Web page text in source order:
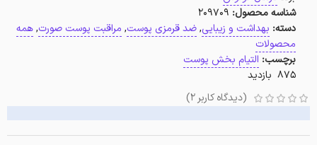
شناسه محصول: 209709
دسته: بهداشت و زیبایی,ضد قرمزی پوست, مراقبت پوست صورت,همه
محصولات
برچسب: التیام بخش پوست
875 بازدید
(دیدگاه کاربر 2
)